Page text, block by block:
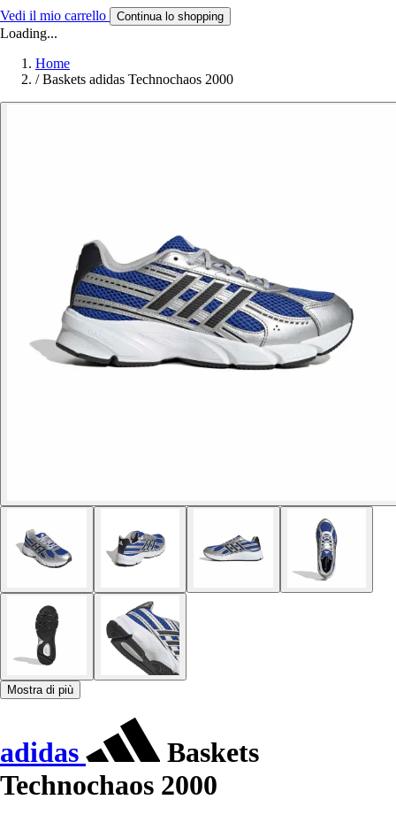
Vedi il mio carrello Continua lo shopping
Loading...
Home
/ Baskets adidas Technochaos 2000
Mostra di più
adidas
Baskets
Technochaos 2000